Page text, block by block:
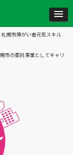
幌市障がい者元気スキル
市の委託事業としてキャリ